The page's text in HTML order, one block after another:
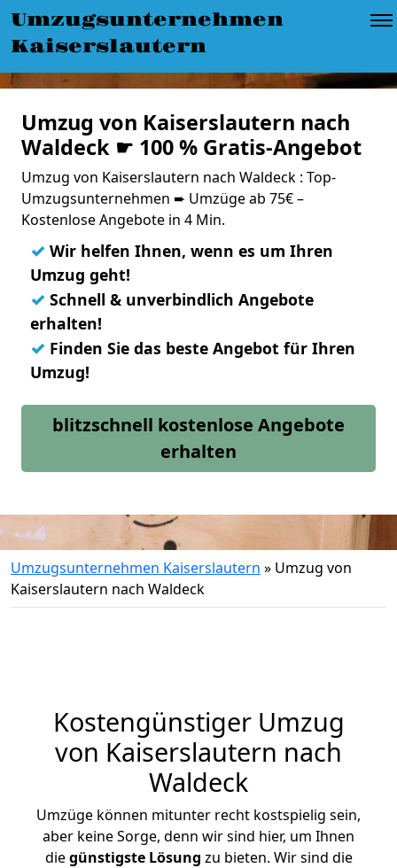
Umzugsunternehmen
Kaiserslautern
Umzug von Kaiserslautern nach
Waldeck ☛ 100 % Gratis-Angebot
Umzug von Kaiserslautern nach Waldeck : Top-
Umzugsunternehmen ➨ Umzüge ab 75€ –
Kostenlose Angebote in 4 Min.
✓ Wir helfen Ihnen, wenn es um Ihren
Umzug geht!
✓ Schnell & unverbindlich Angebote
erhalten!
✓ Finden Sie das beste Angebot für Ihren
Umzug!
blitzschnell kostenlose Angebote
erhalten
Umzugsunternehmen Kaiserslautern » Umzug von
Kaiserslautern nach Waldeck
Kostengünstiger Umzug
von Kaiserslautern nach
Waldeck
Umzüge können mitunter recht kostspielig sein,
aber keine Sorge, denn wir sind hier, um Ihnen
diegünstigste Lösung zu bieten. Wir sind die